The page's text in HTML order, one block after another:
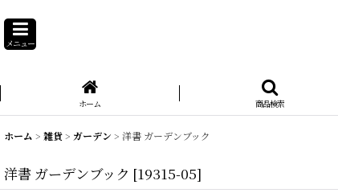
メニュー
ホーム 商品検索
ホーム > 雑貨> ガーデン > 洋書 ガーデンブック
洋書 ガーデンブック [19315-05]